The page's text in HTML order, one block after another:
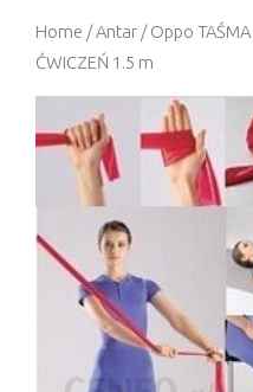
Home /Antar / Oppo TAŚMA
ĆWICZEŃ 1.5 m